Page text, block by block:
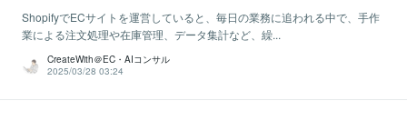
ShopifyでECサイトを運営していると、毎日の業務に追われる中で、手作
業による注文処理や在庫管理、データ集計など、繰...
CreateWith＠EC・AIコンサル
2025/03/28 03:24